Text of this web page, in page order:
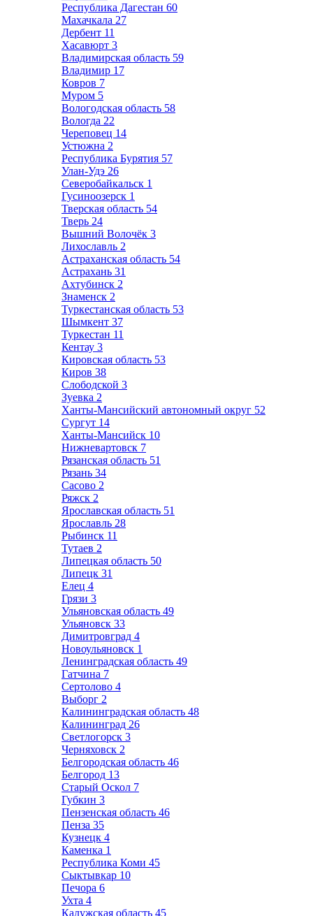
Республика Дагестан 60
Махачкала 27
Дербент 11
Хасавюрт 3
Владимирская область 59
Владимир 17
Ковров 7
Муром 5
Вологодская область 58
Вологда 22
Череповец 14
Устюжна 2
Республика Бурятия 57
Улан-Удэ 26
Северобайкальск 1
Гусиноозерск 1
Тверская область 54
Тверь 24
Вышний Волочёк 3
Лихославль 2
Астраханская область 54
Астрахань 31
Ахтубинск 2
Знаменск 2
Туркестанская область 53
Шымкент 37
Туркестан 11
Кентау 3
Кировская область 53
Киров 38
Слободской 3
Зуевка 2
Ханты-Мансийский автономный округ 52
Сургут 14
Ханты-Мансийск 10
Нижневартовск 7
Рязанская область 51
Рязань 34
Сасово 2
Ряжск 2
Ярославская область 51
Ярославль 28
Рыбинск 11
Тутаев 2
Липецкая область 50
Липецк 31
Елец 4
Грязи 3
Ульяновская область 49
Ульяновск 33
Димитровград 4
Новоульяновск 1
Ленинградская область 49
Гатчина 7
Сертолово 4
Выборг 2
Калининградская область 48
Калининград 26
Светлогорск 3
Черняховск 2
Белгородская область 46
Белгород 13
Старый Оскол 7
Губкин 3
Пензенская область 46
Пенза 35
Кузнецк 4
Каменка 1
Республика Коми 45
Сыктывкар 10
Печора 6
Ухта 4
Калужская область 45